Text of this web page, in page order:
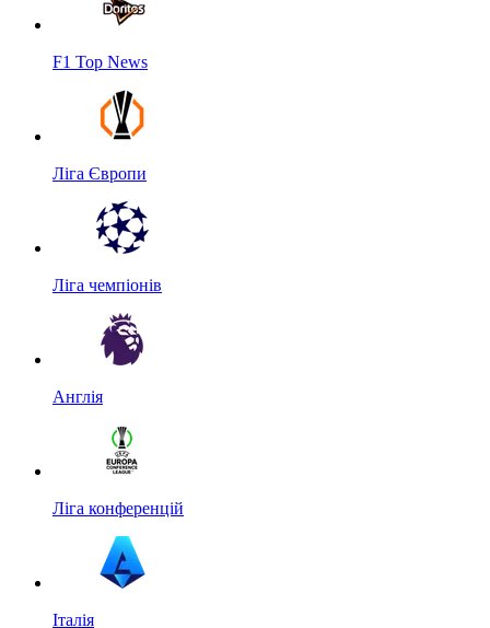
F1 Top News
Ліга Європи
Ліга чемпіонів
Англія
Ліга конференцій
Італія